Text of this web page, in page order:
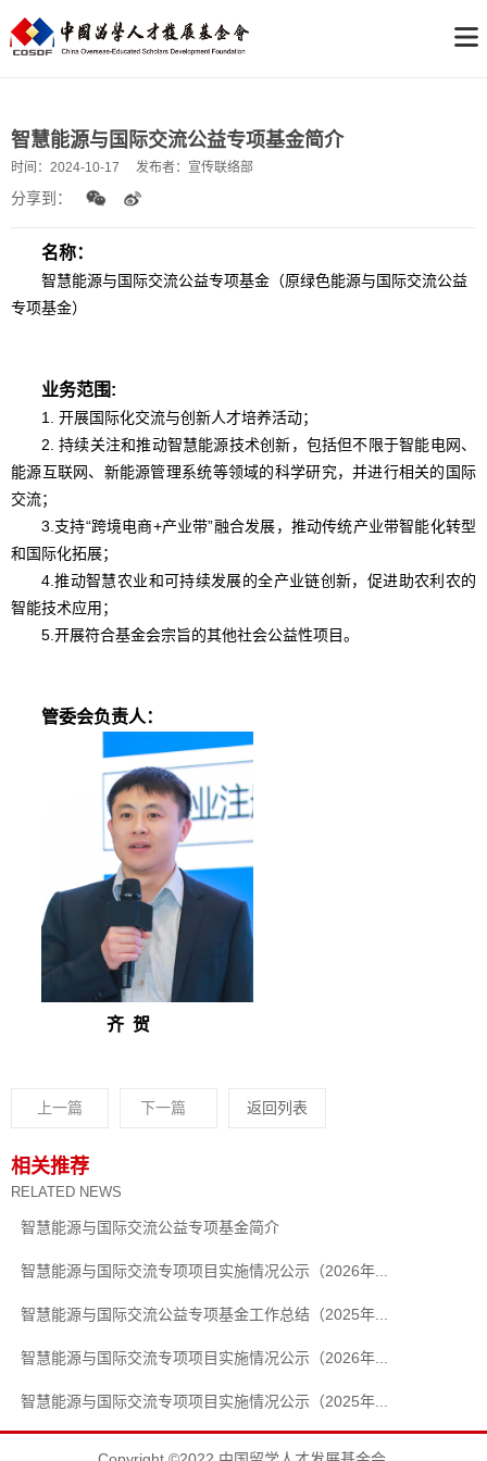
智慧能源与国际交流公益专项基金简介
时间： 2024-10-17 发布者： 宣传联络部
分享到：
名称：
智慧能源与国际交流公益专项基金（原绿色能源与国际交流公益
专项基金）
业务范围:
1. 开展国际化交流与创新人才培养活动；
2. 持续关注和推动智慧能源技术创新，包括但不限于智能电网、
能源互联网、新能源管理系统等领域的科学研究，并进行相关的国际
交流；
3.支持“跨境电商+产业带”融合发展，推动传统产业带智能化转型
和国际化拓展；
4.推动智慧农业和可持续发展的全产业链创新，促进助农利农的
智能技术应用；
5.开展符合基金会宗旨的其他社会公益性项目。
管委会负责人：
齐 贺
上一篇 下一篇 返回列表
相关推荐
RELATED NEWS
智慧能源与国际交流公益专项基金简介
智慧能源与国际交流专项项目实施情况公示（2026年...
智慧能源与国际交流公益专项基金工作总结（2025年...
智慧能源与国际交流专项项目实施情况公示（2026年...
智慧能源与国际交流专项项目实施情况公示（2025年...